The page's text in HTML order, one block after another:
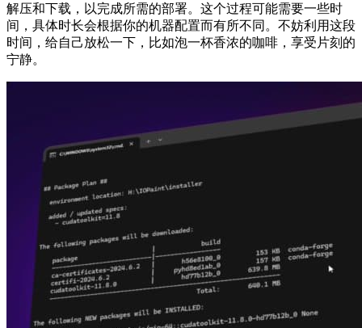
解压和下载，以完成所需的部署。这个过程可能需要一些时
间，具体时长会根据你的机器配置而有所不同。不妨利用这段
时间，给自己放松一下，比如泡一杯香浓的咖啡，享受片刻的
宁静。